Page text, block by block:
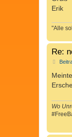
Erik
"Alle
Re:
Wo